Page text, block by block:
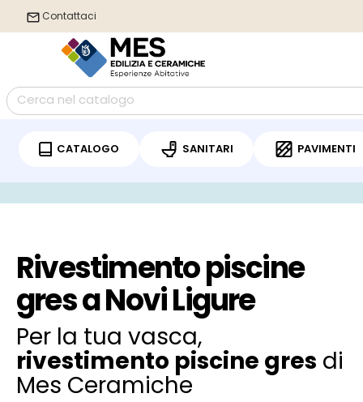
Contattaci
CATALOGO SANITARI PAVIMENTI
Rivestimento piscine
gres a Novi Ligure
Per la tua vasca,
rivestimento piscine gres di
Mes Ceramiche